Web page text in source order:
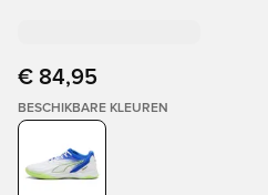
€ 84,95
BESCHIKBARE KLEUREN